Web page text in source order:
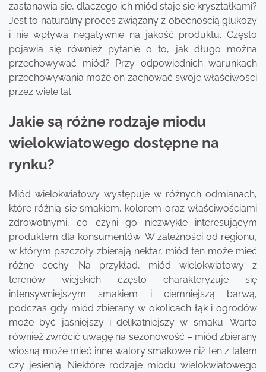
zastanawia się, dlaczego ich miód staje się kryształkami?
Jest to naturalny proces związany z obecnością glukozy
i nie wpływa negatywnie na jakość produktu. Często
pojawia się również pytanie o to, jak długo można
przechowywać miód? Przy odpowiednich warunkach
przechowywania może on zachować swoje właściwości
przez wiele lat.
Jakie są różne rodzaje miodu
wielokwiatowego dostępne na
rynku?
Miód wielokwiatowy występuje w różnych odmianach,
które różnią się smakiem, kolorem oraz właściwościami
zdrowotnymi, co czyni go niezwykle interesującym
produktem dla konsumentów. W zależności od regionu,
w którym pszczoły zbierają nektar, miód ten może mieć
różne cechy. Na przykład, miód wielokwiatowy z
terenów wiejskich często charakteryzuje się
intensywniejszym smakiem i ciemniejszą barwą,
podczas gdy miód zbierany w okolicach łąk i ogrodów
może być jaśniejszy i delikatniejszy w smaku. Warto
również zwrócić uwagę na sezonowość – miód zbierany
wiosną może mieć inne walory smakowe niż ten z latem
czy jesienią. Niektóre rodzaje miodu wielokwiatowego